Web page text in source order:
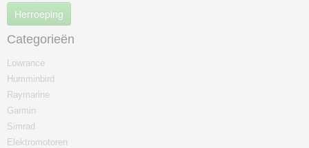
Herroeping
Categorieën
Lowrance
Humminbird
Raymarine
Garmin
Simrad
Elektromotoren